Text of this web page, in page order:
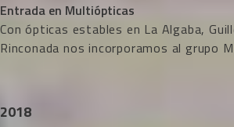
Entrada en Multiópticas
Con ópticas estables en La Algaba,
Rinconada nos incorporamos al grupo
2018